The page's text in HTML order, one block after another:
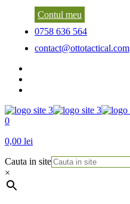
Contul meu
0758 636 564
contact@ottotactical.com
0
0,00 lei
Cauta in site
×